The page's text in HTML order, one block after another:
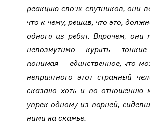
реакцию своих спутников, они
что к чему, решив, что это,
одного из ребят. Впрочем, они
невозмутимо курить тонкие
понимая — единственное, что
неприятного этот странный
сказано хоть и по отношению
упрек одному из парней,
ними на скамье.